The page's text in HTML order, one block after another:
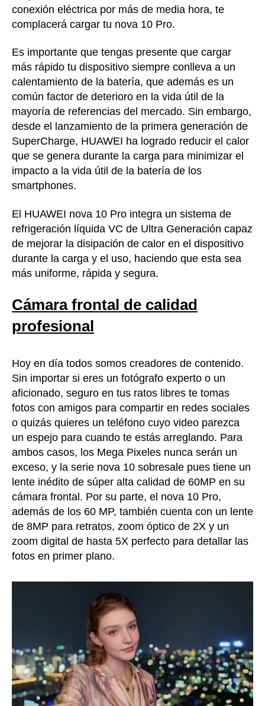
conexión eléctrica por más de media hora, te
complacerá cargar tu nova 10 Pro.
Es importante que tengas presente que cargar
más rápido tu dispositivo siempre conlleva a un
calentamiento de la batería, que además es un
común factor de deterioro en la vida útil de la
mayoría de referencias del mercado. Sin embargo,
desde el lanzamiento de la primera generación de
SuperCharge, HUAWEI ha logrado reducir el calor
que se genera durante la carga para minimizar el
impacto a la vida útil de la batería de los
smartphones.
El HUAWEI nova 10 Pro integra un sistema de
refrigeración líquida VC de Ultra Generación capaz
de mejorar la disipación de calor en el dispositivo
durante la carga y el uso, haciendo que esta sea
más uniforme, rápida y segura.
Cámara frontal de calidad
profesional
Hoy en día todos somos creadores de contenido.
Sin importar si eres un fotógrafo experto o un
aficionado, seguro en tus ratos libres te tomas
fotos con amigos para compartir en redes sociales
o quizás quieres un teléfono cuyo video parezca
un espejo para cuando te estás arreglando. Para
ambos casos, los Mega Pixeles nunca serán un
exceso, y la serie nova 10 sobresale pues tiene un
lente inédito de súper alta calidad de 60MP en su
cámara frontal. Por su parte, el nova 10 Pro,
además de los 60 MP, también cuenta con un lente
de 8MP para retratos, zoom óptico de 2X y un
zoom digital de hasta 5X perfecto para detallar las
fotos en primer plano.